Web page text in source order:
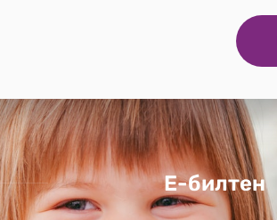
Е-билтен